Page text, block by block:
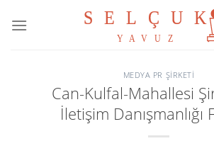
MEDYA PR ŞIRKETI
Can-Kulfal-Mahallesi
İletişim Danışmanlığı